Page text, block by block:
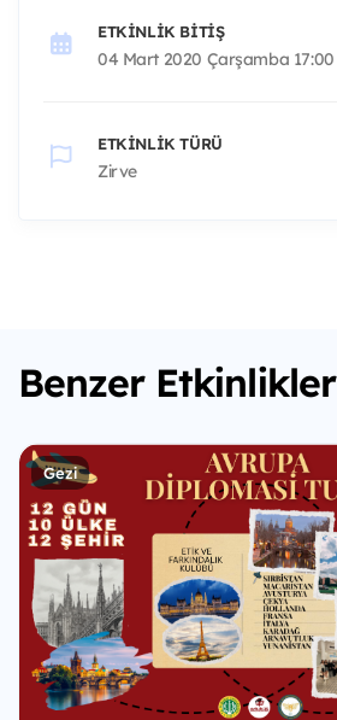
ETKINLIK BITIŞ
04 Mart 2020 Çarşamba 17:00
ETKINLIK TÜRÜ
Zirve
Benzer Etkinlikler
Gezi